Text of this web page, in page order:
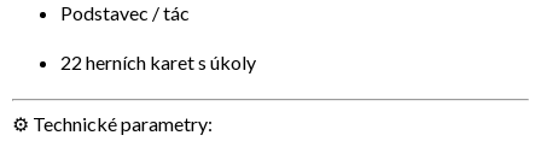
Podstavec / tác
22 herních karet s úkoly
⚙️ Technické parametry: